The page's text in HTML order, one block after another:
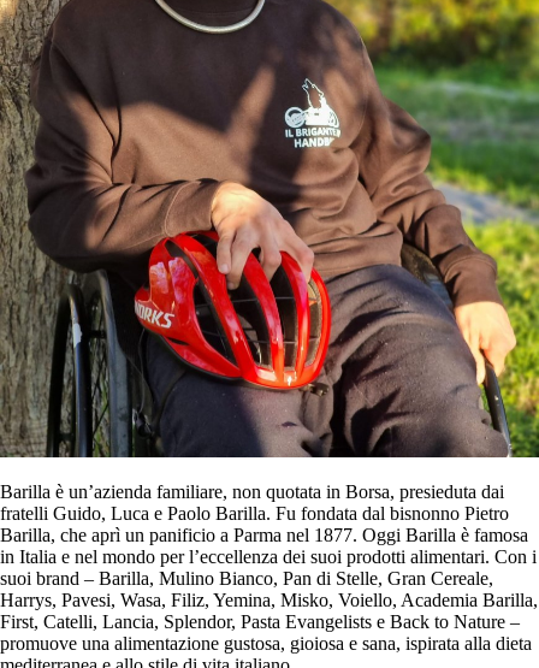
Barilla è un’azienda familiare, non quotata in Borsa, presieduta dai
fratelli Guido, Luca e Paolo Barilla. Fu fondata dal bisnonno Pietro
Barilla, che aprì un panificio a Parma nel 1877. Oggi Barilla è famosa
in Italia e nel mondo per l’eccellenza dei suoi prodotti alimentari. Con i
suoi brand – Barilla, Mulino Bianco, Pan di Stelle, Gran Cereale,
Harrys, Pavesi, Wasa, Filiz, Yemina, Misko, Voiello, Academia Barilla,
First, Catelli, Lancia, Splendor, Pasta Evangelists e Back to Nature –
promuove una alimentazione gustosa, gioiosa e sana, ispirata alla dieta